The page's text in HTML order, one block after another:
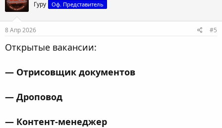
Гуру Оф. Представитель
8 Апр 2026 #5
Открытые вакансии:
— Отрисовщик документов
— Дроповод
— Контент-менеджер